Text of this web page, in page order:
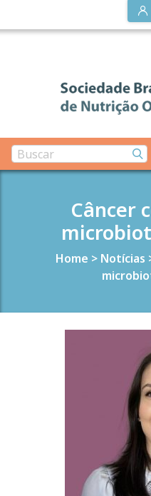
Câncer
Home > Notícias